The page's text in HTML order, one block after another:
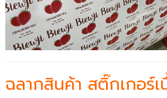
ฉลากสินค้า สติ๊กเกอร์เ